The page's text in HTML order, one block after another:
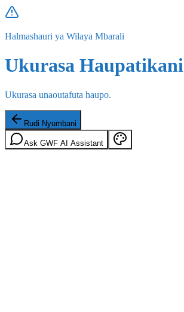
Halmashauri ya Wilaya Mbarali
Ukurasa Haupatikani
Ukurasa unaoutafuta haupo.
Rudi Nyumbani
Ask GWF AI Assistant